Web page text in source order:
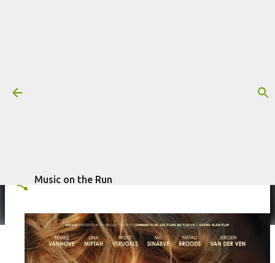
Music on the Run
Trilha sonora: Remada, por Karl